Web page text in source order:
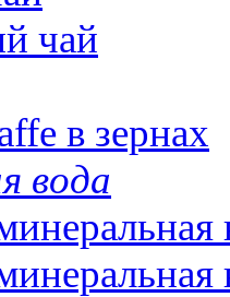
чай
в зернах
вода